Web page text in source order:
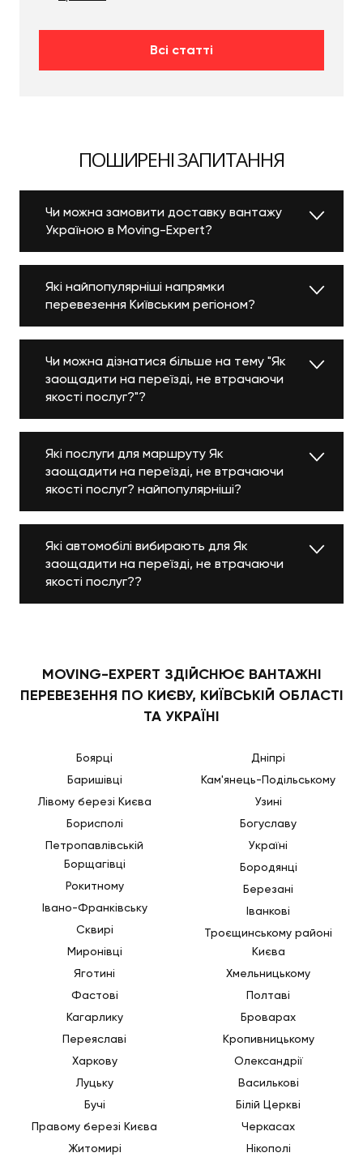
Всі статті
ПОШИРЕНІ ЗАПИТАННЯ
Чи можна замовити доставку вантажу
Україною в Moving-Expert?
Які найпопулярніші напрямки
перевезення Київським регіоном?
Чи можна дізнатися більше на тему "Як
заощадити на переїзді, не втрачаючи
якості послуг?"?
Які послуги для маршруту Як
заощадити на переїзді, не втрачаючи
якості послуг? найпопулярніші?
Які автомобілі вибирають для Як
заощадити на переїзді, не втрачаючи
якості послуг??
MOVING-EXPERT ЗДІЙСНЮЄ ВАНТАЖНІ
ПЕРЕВЕЗЕННЯ ПО КИЄВУ, КИЇВСЬКІЙ ОБЛАСТІ
ТА УКРАЇНІ
Боярці
Баришівці
Лівому березі Києва
Борисполі
Петропавлівській
Борщагівці
Рокитному
Івано-Франківську
Сквирі
Миронівці
Яготині
Фастові
Кагарлику
Переяславі
Харкову
Луцьку
Бучі
Правому березі Києва
Житомирі
Дніпрі
Кам'янець-Подільському
Узині
Богуславу
Україні
Бородянці
Березані
Іванкові
Троєщинському районі
Києва
Хмельницькому
Полтаві
Броварах
Кропивницькому
Олександрії
Василькові
Білій Церкві
Черкасах
Нікополі